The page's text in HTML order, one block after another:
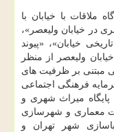
ملاقات با خیابان با
در خیابان ولیعصر»،
خیابان»، «پیوند
ولیعصر از منظر
مبتنی بر ظرفیت های
فرهنگی اجتماعی
میراث شهری و
معماری و شهرسازی
شهر تهران و